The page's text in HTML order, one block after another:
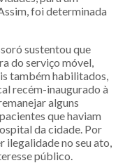
foi determinada
sustentou que
do serviço móvel,
também habilitados,
recém-inaugurado à
alguns
que haviam
da cidade. Por
ilegalidade no seu ato,
público.